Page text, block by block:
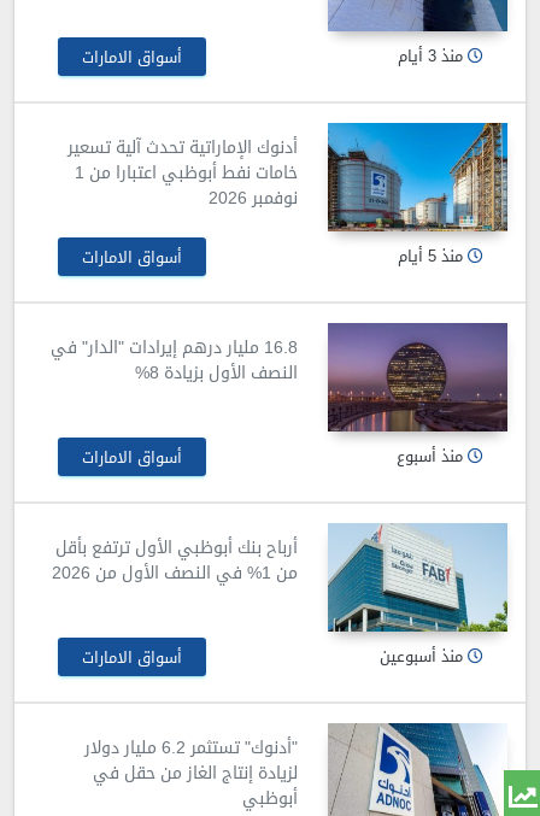
منذ 3 أيام أسواق الامارات
أدنوك الإماراتية تحدث آلية تسعير
خامات نفط أبوظبي اعتبارا من 1
نوفمبر 2026
منذ 5 أيام أسواق الامارات
16.8 مليار درهم إيرادات "الدار" في
النصف الأول بزيادة 8%
منذ أسبوع أسواق الامارات
أرباح بنك أبوظبي الأول ترتفع بأقل
من 1% في النصف الأول من 2026
منذ أسبوعين أسواق الامارات
"أدنوك" تستثمر 6.2 مليار دولار
لزيادة إنتاج الغاز من حقل في
أبوظبي